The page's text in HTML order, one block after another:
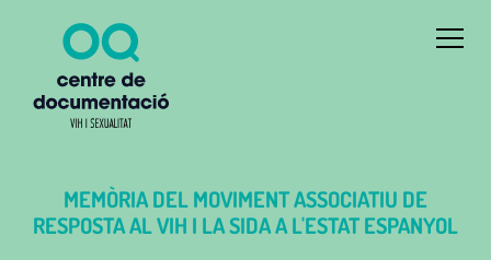
MEMÒRIA DEL MOVIMENT ASSOCIATIU DE
RESPOSTA AL VIH I LA SIDA A L'ESTAT ESPANYOL